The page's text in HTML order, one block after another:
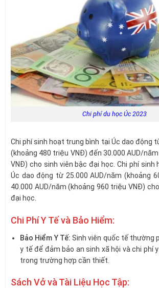
Chi phí du học Úc 2023
Chi phí sinh hoạt trung bình tại Úc dao động
(khoảng 480 triệu VNĐ) đến 30.000 AUD/
VNĐ) cho sinh viên bậc đại học. Chi phí sinh
Úc dao động từ 25.000 AUD/năm (khoảng
40.000 AUD/năm (khoảng 960 triệu VNĐ)
đại học.
Chi Phí Y Tế và Bảo Hiểm:
Bảo Hiểm Y Tế: Sinh viên quốc tế thường
y tế để đảm bảo an sinh xã hội và chi phí
trong trường hợp cần thiết.
Sách Vở và Tài Liệu Học Tập: